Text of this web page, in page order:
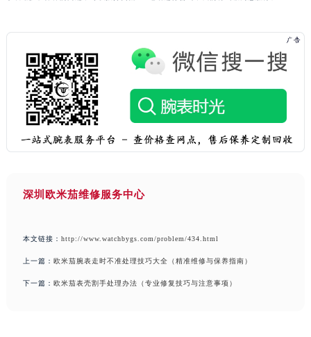
深圳欧米茄维修服务中心
本文链接： http://www.watchbygs.com/problem/434.html
上一篇： 欧米茄腕表走时不准处理技巧大全（精准维修与保养指南）
下一篇： 欧米茄表壳割手处理办法（专业修复技巧与注意事项）